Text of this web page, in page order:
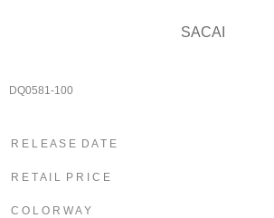
SACAI
DQ0581-100
R E L E A S E D A T E
R E T A I L P R I C E
C O L O R W A Y